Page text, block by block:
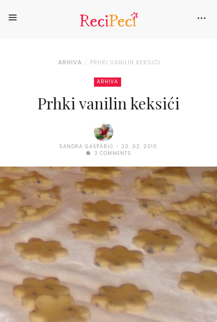
ARHIVA PRHKI VANILIN KEKSIĆI
ARHIVA
Prhki vanilin keksići
SANDRA GAŠPARIĆ
20. 02. 2010.
3 COMMENTS